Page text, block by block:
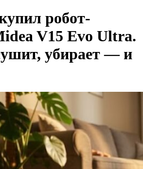
робот-
V15 Evo Ultra.
убирает — и